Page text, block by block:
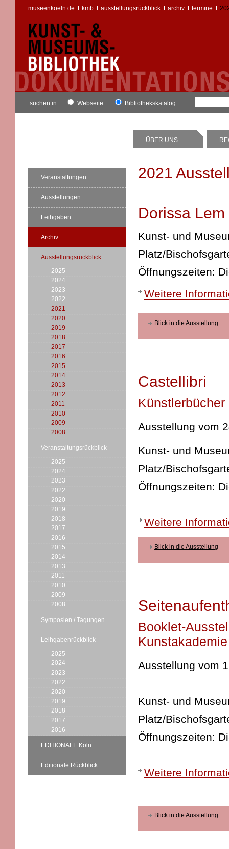
museenkoeln.de kmb ausstellungsrückblick archiv termine
suchen in: Webseite Bibliothekskatalog
ÜBER UNS
Veranstaltungen
Ausstellungen
Leihgaben
Archiv
Ausstellungsrückblick
2025
2024
2023
2022
2021
2020
2019
2018
2017
2016
2015
2014
2013
2012
2011
2010
2009
2008
Veranstaltungsrückblick
2025
2024
2023
2022
2020
2019
2018
2017
2016
2015
2014
2013
2011
2010
2009
2008
Symposien / Tagungen
Leihgabenrückblick
2025
2024
2023
2022
2020
2019
2018
2017
2016
EDITIONALE Köln
Editionale Rückblick
2021
Dorissa
Kunst- und
Platz/
Öffnungszeiten:
Weitere
Blick in die Ausstellung
Castellibri
Ausstellung vom
Kunst- und
Platz/
Öffnungszeiten:
Weitere
Blick in die Ausstellung
Booklet-
Ausstellung vom
Kunst- und
Platz/
Öffnungszeiten:
Weitere
Blick in die Ausstellung